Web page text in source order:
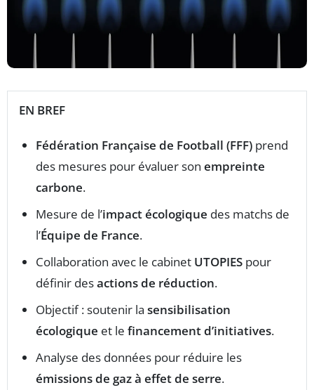
EN BREF
Fédération Française de Football (FFF) prend
des mesures pour évaluer son empreinte
carbone.
Mesure de l’impact écologique des matchs de
l’Équipe de France.
Collaboration avec le cabinet UTOPIES pour
définir desactions de réduction.
Objectif : soutenir la sensibilisation
écologique et le financement d’initiatives.
Analyse des données pour réduire les
émissions de gaz à effet de serre.